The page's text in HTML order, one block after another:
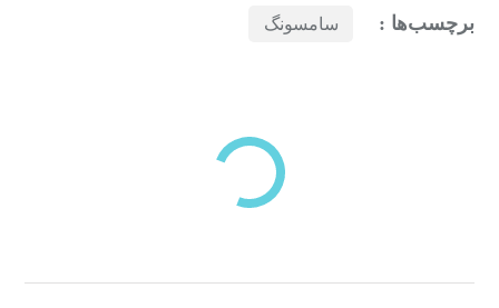
برچسب‌ها : سامسونگ
دسته‌بندی‌های منتخب برای شما